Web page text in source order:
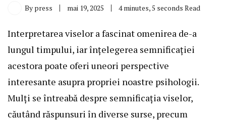
By press mai 19, 2025 4 minutes, 5 seconds Read
Interpretarea viselor a fascinat omenirea de-a
lungul timpului, iar înțelegerea semnificației
acestora poate oferi uneori perspective
interesante asupra propriei noastre psihologii.
Mulți se întreabă despre semnificația viselor,
căutând răspunsuri în diverse surse, precum